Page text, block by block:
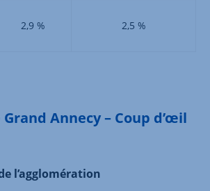
2,9 % 2,5 %
Annecy – Coup d’œil
l’agglomération